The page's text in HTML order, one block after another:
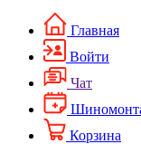
Главная
Войти
Чат
Корзина